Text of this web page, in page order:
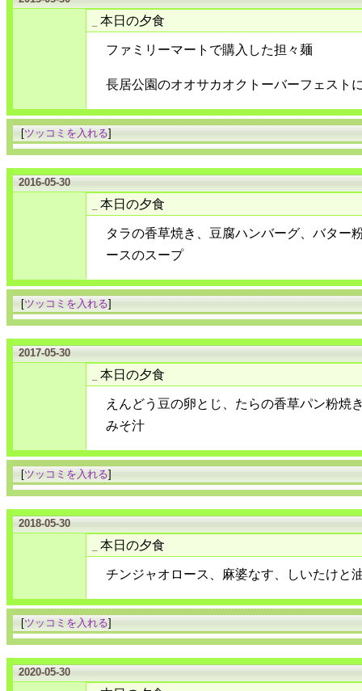
本日の夕食
ファミリーマートで購入した担々麺
長居公園のオオサカオクトーバーフェスト
[ツッコミを入れる]
2016-05-30
本日の夕食
タラの香草焼き、豆腐ハンバーグ、バター
ースのスープ
[ツッコミを入れる]
2017-05-30
本日の夕食
えんどう豆の卵とじ、たらの香草パン粉焼
みそ汁
[ツッコミを入れる]
2018-05-30
本日の夕食
チンジャオロース、麻婆なす、しいたけと
[ツッコミを入れる]
2020-05-30